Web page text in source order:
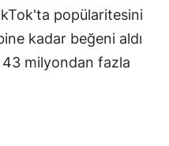
popülaritesini
kadar beğeni aldı
milyondan fazla